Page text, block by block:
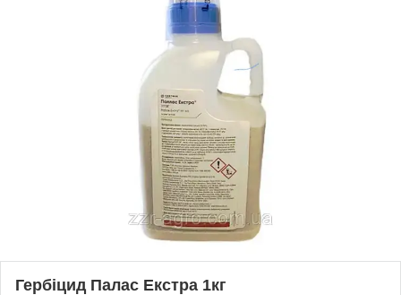
Гербіцид Палас Екстра 1кг